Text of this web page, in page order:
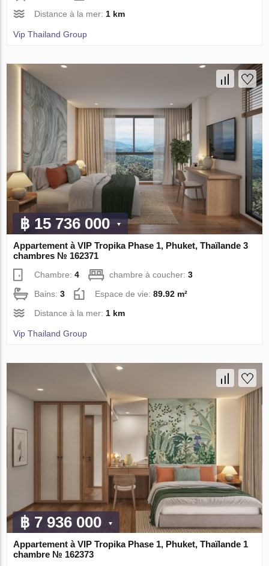
Distance à la mer: 1 km
Vip Thailand Group
฿ 15 736 000
Appartement à VIP Tropika Phase 1, Phuket, Thaïlande 3
chambres № 162371
Chambre:4 chambre à coucher:3
Bains:3 Espace de vie:89.92 m²
Distance à la mer: 1 km
Vip Thailand Group
฿ 7 936 000
Appartement à VIP Tropika Phase 1, Phuket, Thaïlande 1
chambre № 162373